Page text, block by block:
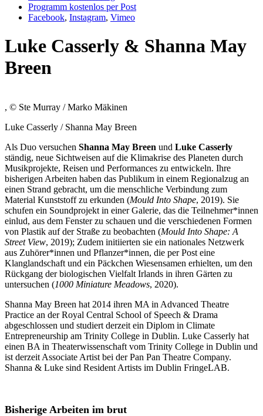
Programm kostenlos per Post
Facebook, Instagram, Vimeo
Luke Casserly & Shanna May
Breen
, © Ste Murray / Marko Mäkinen
Luke Casserly / Shanna May Breen
Als Duo versuchen Shanna May Breen und Luke Casserly
ständig, neue Sichtweisen auf die Klimakrise des Planeten durch
Musikprojekte, Reisen und Performances zu entwickeln. Ihre
bisherigen Arbeiten haben das Publikum in einem Regionalzug an
einen Strand gebracht, um die menschliche Verbindung zum
Material Kunststoff zu erkunden (Mould Into Shape, 2019). Sie
schufen ein Soundprojekt in einer Galerie, das die Teilnehmer*innen
einlud, aus dem Fenster zu schauen und die verschiedenen Formen
von Plastik auf der Straße zu beobachten (Mould Into Shape: A
Street View, 2019); Zudem initiierten sie ein nationales Netzwerk
aus Zuhörer*innen und Pflanzer*innen, die per Post eine
Klanglandschaft und ein Päckchen Wiesensamen erhielten, um den
Rückgang der biologischen Vielfalt Irlands in ihren Gärten zu
untersuchen (1000 Miniature Meadows, 2020).
Shanna May Breen hat 2014 ihren MA in Advanced Theatre
Practice an der Royal Central School of Speech & Drama
abgeschlossen und studiert derzeit ein Diplom in Climate
Entrepreneurship am Trinity College in Dublin. Luke Casserly hat
einen BA in Theaterwissenschaft vom Trinity College in Dublin und
ist derzeit Associate Artist bei der Pan Pan Theatre Company.
Shanna & Luke sind Resident Artists im Dublin FringeLAB.
Bisherige Arbeiten im brut